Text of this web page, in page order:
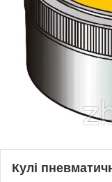
Кулі